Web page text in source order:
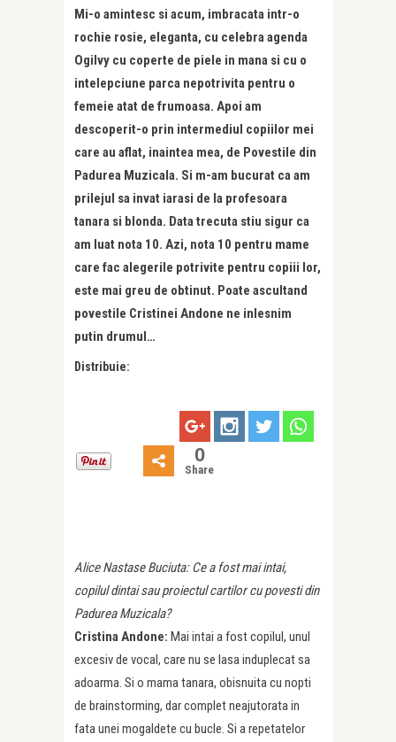
Mi-o amintesc si acum, imbracata intr-o
rochie rosie, eleganta, cu celebra agenda
Ogilvy cu coperte de piele in mana si cu o
intelepciune parca nepotrivita pentru o
femeie atat de frumoasa. Apoi am
descoperit-o prin intermediul copiilor mei
care au aflat, inaintea mea, de Povestile din
Padurea Muzicala. Si m-am bucurat ca am
prilejul sa invat iarasi de la profesoara
tanara si blonda. Data trecuta stiu sigur ca
am luat nota 10. Azi, nota 10 pentru mame
care fac alegerile potrivite pentru copiii lor,
este mai greu de obtinut. Poate ascultand
povestile Cristinei Andone ne inlesnim
putin drumul…
Distribuie:
0
Share
Alice Nastase Buciuta: Ce a fost mai intai,
copilul dintai sau proiectul cartilor cu povesti din
Padurea Muzicala?
Cristina Andone: Mai intai a fost copilul, unul
excesiv de vocal, care nu se lasa induplecat sa
adoarma. Si o mama tanara, obisnuita cu nopti
de brainstorming, dar complet neajutorata in
fata unei mogaldete cu bucle. Si a repetatelor